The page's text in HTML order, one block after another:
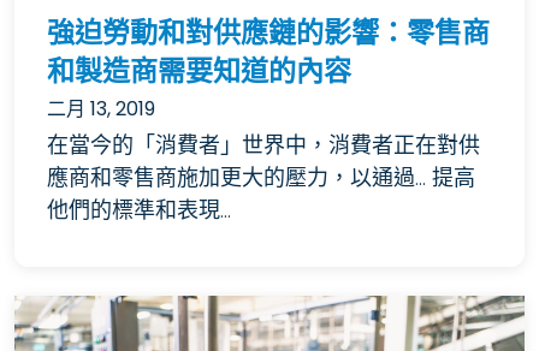
強迫勞動和對供應鏈的影響：零售商
和製造商需要知道的內容
二月 13, 2019
在當今的「消費者」世界中，消費者正在對供
應商和零售商施加更大的壓力，以通過... 提高
他們的標準和表現...